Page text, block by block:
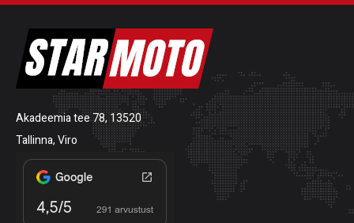
Akadeemia tee 78, 13520
Tallinna, Viro